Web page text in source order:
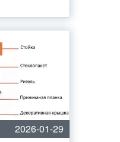
2026-01-29